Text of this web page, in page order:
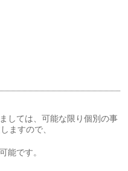
しては、可能な限り個別の事
ますので、
能です。